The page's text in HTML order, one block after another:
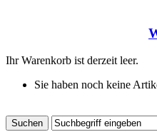
Ihr Warenkorb ist derzeit leer.
Sie haben noch keine